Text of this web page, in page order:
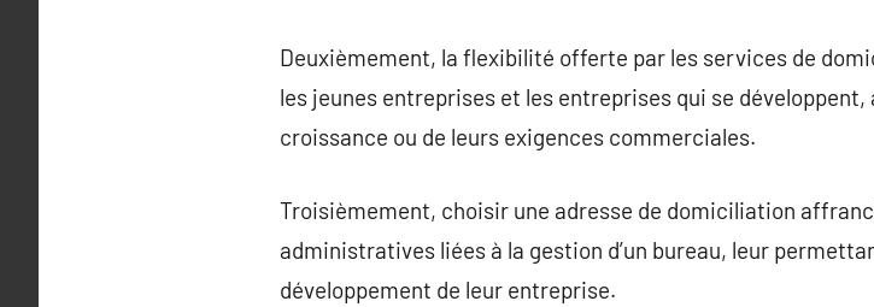
Deuxièmement, la flexibilité offerte par les services de
les jeunes entreprises et les entreprises qui se
croissance ou de leurs exigences commerciales.
Troisièmement, choisir une adresse de domiciliation
administratives liées à la gestion d’un bureau, leur
développement de leur entreprise.